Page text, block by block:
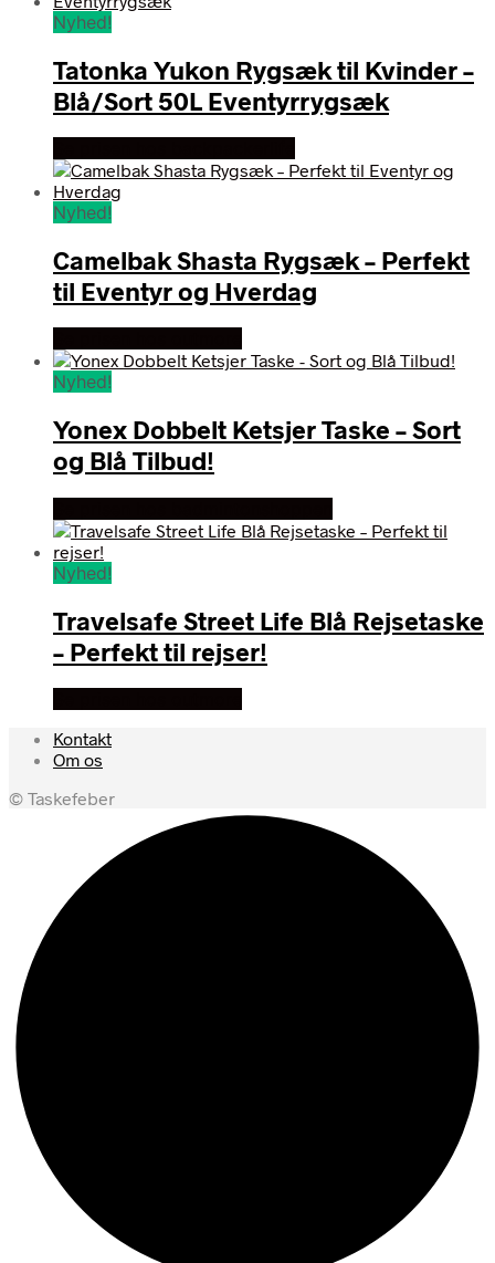
Nyhed!
Tatonka Yukon Rygsæk til Kvinder –
Blå/Sort 50L Eventyrrygsæk
Nyhed!
Camelbak Shasta Rygsæk – Perfekt
til Eventyr og Hverdag
Nyhed!
Yonex Dobbelt Ketsjer Taske – Sort
og Blå Tilbud!
Nyhed!
Travelsafe Street Life Blå Rejsetaske
– Perfekt til rejser!
Kontakt
Om os
© Taskefeber